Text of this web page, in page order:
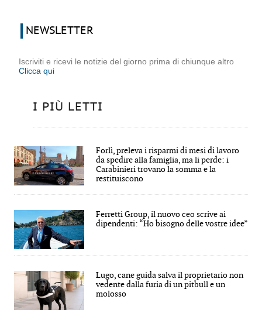
NEWSLETTER
Iscriviti e ricevi le notizie del giorno prima di chiunque altro
Clicca qui
I PIÙ LETTI
Forlì, preleva i risparmi di mesi di lavoro
da spedire alla famiglia, ma li perde: i
Carabinieri trovano la somma e la
restituiscono
Ferretti Group, il nuovo ceo scrive ai
dipendenti: “Ho bisogno delle vostre idee”
Lugo, cane guida salva il proprietario non
vedente dalla furia di un pitbull e un
molosso